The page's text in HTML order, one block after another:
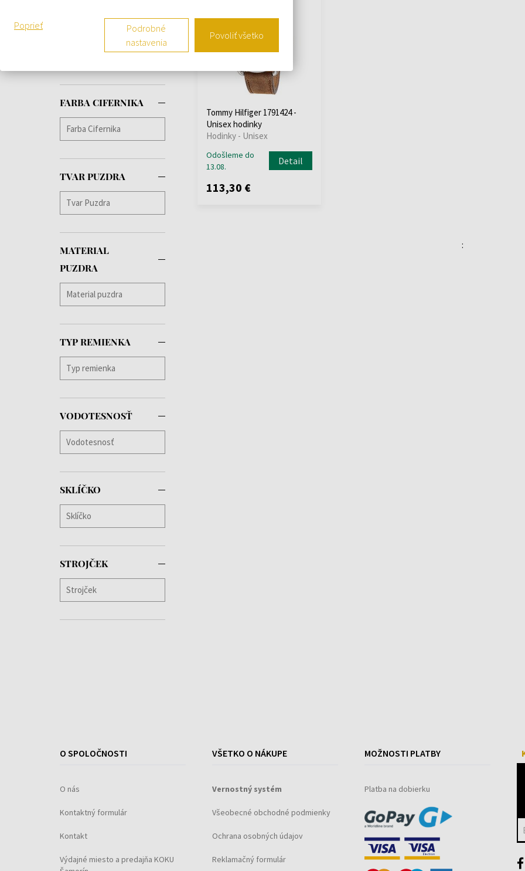
FARBA PUZDRA
FARBA CIFERNIKA
TVAR PUZDRA
MATERIAL
PUZDRA
TYP REMIENKA
VODOTESNOSŤ
SKLÍČKO
STROJČEK
Tommy Hilfiger 1791424 -
Unisex hodinky
Hodinky - Unisex
Odošleme do
13.08.
Detail
113,30 €
:
O SPOLOČNOSTI
O nás
Kontaktný formulár
Kontakt
Výdajné miesto a predajňa KOKU
VŠETKO O NÁKUPE
Vernostný systém
Všeobecné obchodné podmienky
Ochrana osobných údajov
Reklamačný formulár
MOŽNOSTI PLATBY
Platba na dobierku
Poprieť
Podrobné
nastavenia
Povoliť všetko